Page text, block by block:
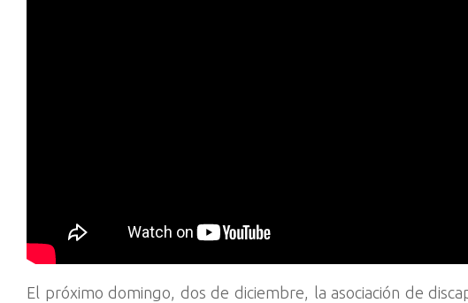
El próximo domingo, dos de diciembre, la asociación de